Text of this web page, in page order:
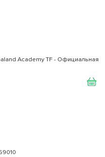
Academy TF - Официальная